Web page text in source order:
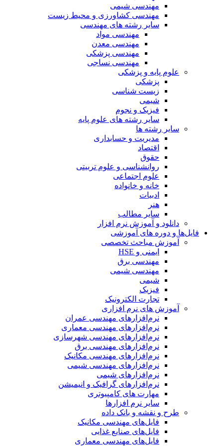
مهندسی شیمی
مهندسی کشاورزی و محیط زیست
سایر رشته های مهندسی
مهندسی مواد
مهندسی معدن
مهندسی پزشکی
مهندسی نساجی
علوم پایه و پزشکی
پزشکی
زیست شناسی
فیزیک و نجوم
سایر رشته های علوم پایه
سایر رشته ها
مدیریت و حسابداری
روانشناسی و علوم تربیتی
علوم اجتماعی
خانه و خانواده
سایر مطالب
دانلود و آموزش نرم افزار
و دوره های آموزشی
آموزش مباحث تخصصی
ایمنی و HSE
مهندسی برق
مهندسی شیمی
تجارت الکترونیک
آموزش های نرم افزاری
نرم‌افزارهای مهندسی عمران
نرم‌افزارهای مهندسی معماری
نرم‌افزارهای مهندسی شهرسازی
نرم‌افزارهای مهندسی برق
نرم‌افزارهای مهندسی مکانیک
نرم‌افزارهای مهندسی شیمی
نرم‌افزارهای شیمی
نرم‌افزارهای گرافیک و انیمیشن
مهارت های کامپیوتری
سایر نرم افزارها
طرح و نقشه و بانک داده
فایل‌های مهندسی مکانیک
فایل‌های صنایع غذایی
فایل‌های مهندسی معماری